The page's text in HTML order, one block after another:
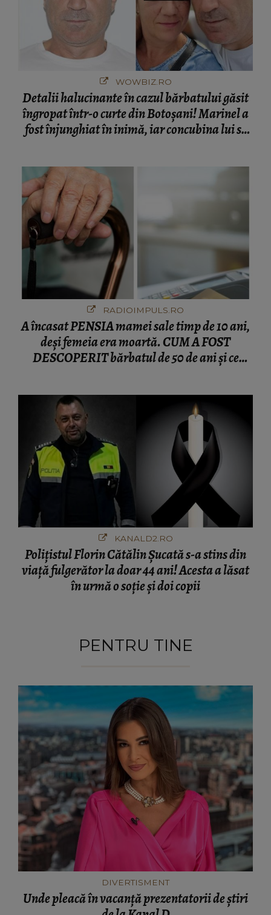
WOWBIZ.RO
Detalii halucinante în cazul bărbatului găsit
îngropat într-o curte din Botoșani! Marinel a
fost înjunghiat în inimă, iar concubina lui se
RADIOIMPULS.RO
A încasat PENSIA mamei sale timp de 10 ani,
deși femeia era moartă. CUM A FOST
DESCOPERIT bărbatul de 50 de ani și ce
KANALD2.RO
Polițistul Florin Cătălin Șucată s-a stins din
viață fulgerător la doar 44 ani! Acesta a lăsat
în urmă o soție și doi copii
PENTRU TINE
DIVERTISMENT
Unde pleacă în vacanță prezentatorii de știri